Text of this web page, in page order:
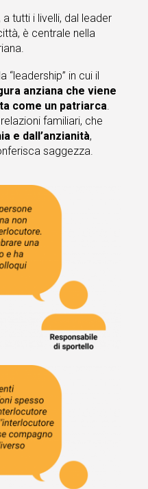
tutti i livelli, dal leader
è centrale nella
“leadership” in cui il
anziana che viene
come un patriarca
familiari, che
e dall’anzianità,
saggezza.